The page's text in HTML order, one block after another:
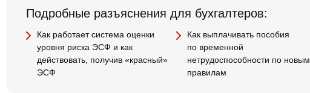
Подробные разъяснения для бухгалтеров:
Как работает система оценки
уровня риска ЭСФ и как
действовать, получив «красный»
ЭСФ
Как выплачивать пособия
по временной
нетрудоспособности по новым
правилам